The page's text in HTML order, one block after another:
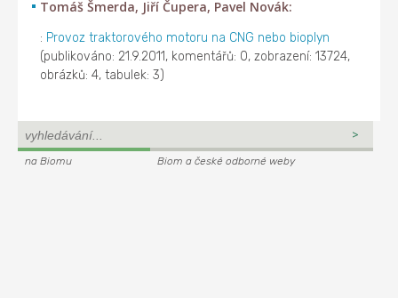
Tomáš Šmerda, Jiří Čupera, Pavel Novák:
: Provoz traktorového motoru na CNG nebo bioplyn
(publikováno: 21.9.2011, komentářů: 0, zobrazení: 13724,
obrázků: 4, tabulek: 3)
na Biomu Biom a české odborné weby